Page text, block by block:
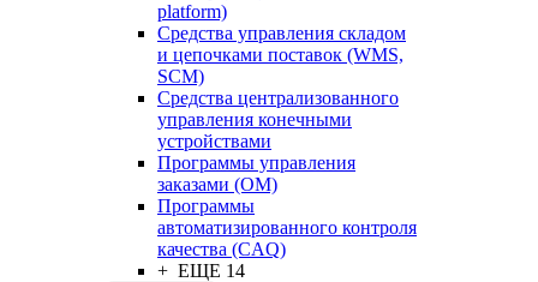
platform)
Средства управления складом
и цепочками поставок (WMS,
SCM)
Средства централизованного
управления конечными
устройствами
Программы управления
заказами (OM)
Программы
автоматизированного контроля
качества (CAQ)
+ ЕЩЕ 14